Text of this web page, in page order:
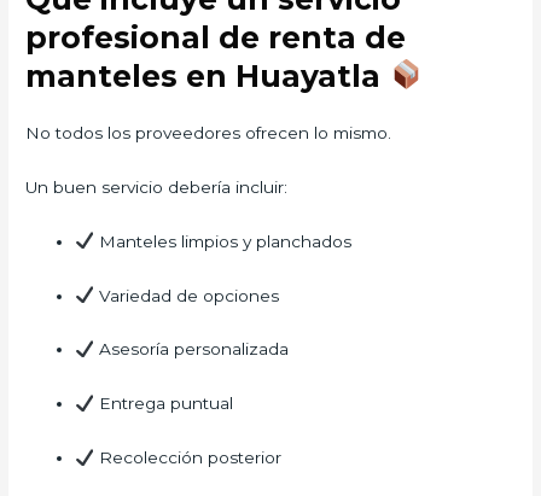
profesional de renta de
manteles en Huayatla
No todos los proveedores ofrecen lo mismo.
Un buen servicio debería incluir:
Manteles limpios y planchados
Variedad de opciones
Asesoría personalizada
Entrega puntual
Recolección posterior